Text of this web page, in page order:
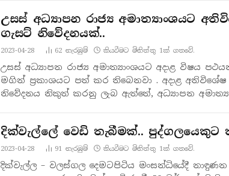
උසස් අධ්‍යාපන රාජ්‍ය අමාත්‍යාංශයට
ගැසට් නිවේදනයක්..
2023-04-28 62නැරඹු​ම් කියවීමට මිනිත්තු 1ක් ගතවේ.
උසස් අධ්‍යාපන රාජ්‍ය අමාත්‍යාංශයට අදාළ විෂය
මගින් ප්‍රකාශයට පත් කර තිබෙනවා . අදාළ අතිවිශේෂ
නිවේදනය නිකුත් කරනු ලැබ ඇත්තේ, අධ්‍යාපන
දික්වැල්ලේ වෙඩි තැබීමක්.. පුද්ගලයෙකුට
2023-04-28 91නැරඹු​ම් කියවීමට මිනිත්තු 1ක් ගතවේ.
දික්වැල්ල – වලස්ගල දෙමටපිටිය මංසන්ධියේදී